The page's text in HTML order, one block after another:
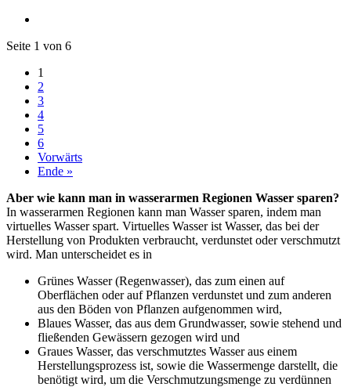
Seite 1 von 6
1
2
3
4
5
6
Vorwärts
Ende »
Aber wie kann man in wasserarmen Regionen Wasser sparen?
In wasserarmen Regionen kann man Wasser sparen, indem man
virtuelles Wasser spart. Virtuelles Wasser ist Wasser, das bei der
Herstellung von Produkten verbraucht, verdunstet oder verschmutzt
wird. Man unterscheidet es in
Grünes Wasser (Regenwasser), das zum einen auf
Oberflächen oder auf Pflanzen verdunstet und zum anderen
aus den Böden von Pflanzen aufgenommen wird,
Blaues Wasser, das aus dem Grundwasser, sowie stehend und
fließenden Gewässern gezogen wird und
Graues Wasser, das verschmutztes Wasser aus einem
Herstellungsprozess ist, sowie die Wassermenge darstellt, die
benötigt wird, um die Verschmutzungsmenge zu verdünnen